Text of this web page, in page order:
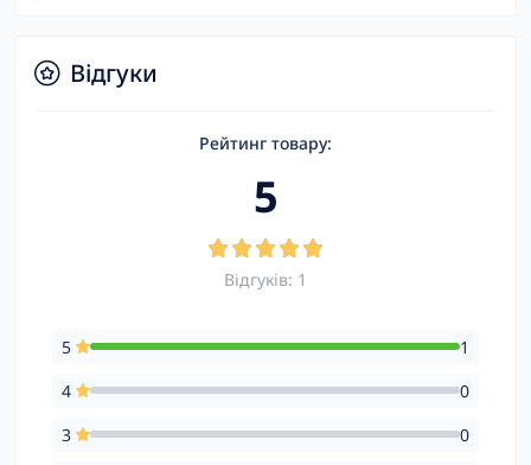
Відгуки
Рейтинг товару:
5
Відгуків: 1
5
1
4
0
3
0